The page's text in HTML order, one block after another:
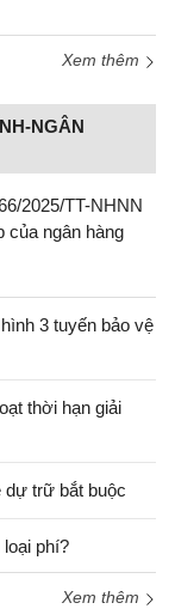
Xem thêm
NGÂN
2025/TT-NHNN
của ngân hàng
3 tuyến bảo vệ
thời hạn giải
trữ bắt buộc
loại phí?
Xem thêm